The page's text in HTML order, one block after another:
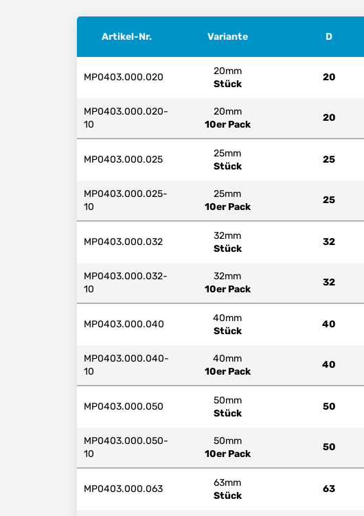
Artikel-Nr. Variante D
MP0403.000.020
20mm
Stück
20
MP0403.000.020-
10
20mm
10er Pack
20
MP0403.000.025
25mm
Stück
25
MP0403.000.025-
10
25mm
10er Pack
25
MP0403.000.032
32mm
Stück
32
MP0403.000.032-
10
32mm
10er Pack
32
MP0403.000.040
40mm
Stück
40
MP0403.000.040-
10
40mm
10er Pack
40
MP0403.000.050
50mm
Stück
50
MP0403.000.050-
10
50mm
10er Pack
50
MP0403.000.063
63mm
Stück
63